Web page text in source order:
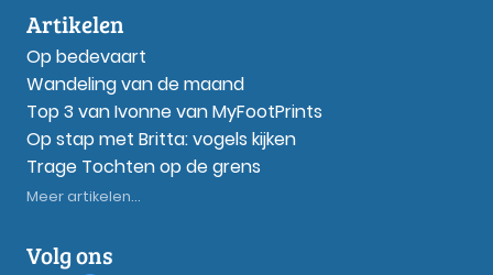
Artikelen
Op bedevaart
Wandeling van de maand
Top 3 van Ivonne van MyFootPrints
Op stap met Britta: vogels kijken
Trage Tochten op de grens
Meer artikelen...
Volg ons